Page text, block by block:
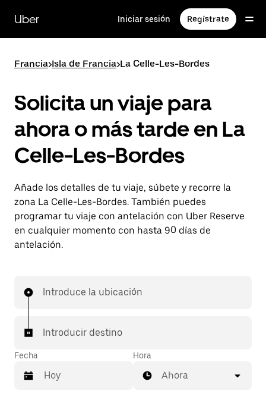
contenido
principal
Uber Iniciar sesión Regístrate
Francia>Isla de Francia>La Celle-Les-Bordes
Solicita un viaje para
ahora o más tarde en La
Celle-Les-Bordes
Añade los detalles de tu viaje, súbete y recorre la
zona La Celle-Les-Bordes. También puedes
programar tu viaje con antelación con Uber Reserve
en cualquier momento con hasta 90 días de
antelación.
Introduce la ubicación
Introducir destino
Fecha Hora
Ahora